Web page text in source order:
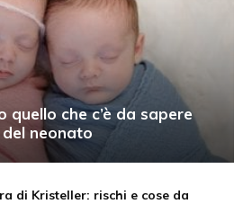
quello che c’è da sapere
neonato
di Kristeller: rischi e cose da